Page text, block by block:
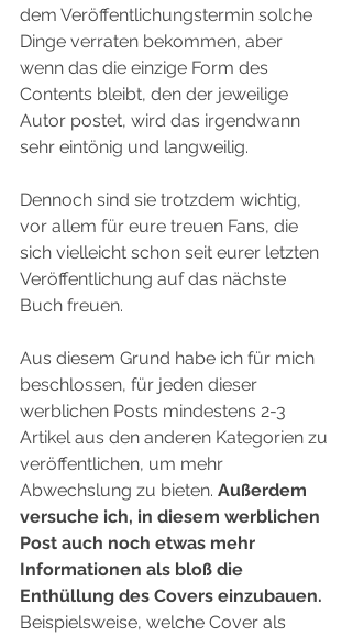
dem Veröffentlichungstermin solche
Dinge verraten bekommen, aber
wenn das die einzige Form des
Contents bleibt, den der jeweilige
Autor postet, wird das irgendwann
sehr eintönig und langweilig.
Dennoch sind sie trotzdem wichtig,
vor allem für eure treuen Fans, die
sich vielleicht schon seit eurer letzten
Veröffentlichung auf das nächste
Buch freuen.
Aus diesem Grund habe ich für mich
beschlossen, für jeden dieser
werblichen Posts mindestens 2-3
Artikel aus den anderen Kategorien zu
veröffentlichen, um mehr
Abwechslung zu bieten. Außerdem
versuche ich, in diesem werblichen
Post auch noch etwas mehr
Informationen als bloß die
Enthüllung des Covers einzubauen.
Beispielsweise, welche Cover als